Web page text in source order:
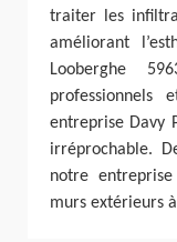
traiter les
améliorant
Looberghe
professionnels
entreprise Davy
irréprochable.
notre
murs extérieurs